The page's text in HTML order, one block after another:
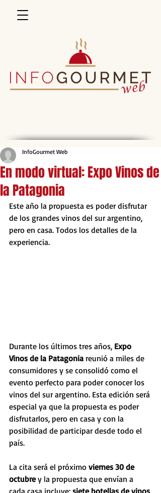
En modo virtual: Expo Vinos de
la Patagonia
InfoGourmet Web
Este año la propuesta es poder disfrutar
de los grandes vinos del sur argentino,
pero en casa. Todos los detalles de la
experiencia.
Durante los últimos tres años, Expo
Vinos de la Patagonia reunió a miles de
consumidores y se consolidó como el
evento perfecto para poder conocer los
vinos del sur argentino. Esta edición será
especial ya que la propuesta es poder
disfrutarlos, pero en casa y con la
posibilidad de participar desde todo el
país.
La cita será el próximo viernes 30 de
octubre y la propuesta que envían a